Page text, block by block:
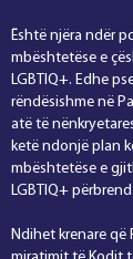
Është njëra ndër
mbështetëse e
LGBTIQ+. Edhe
rëndësishme në
atë të
ketë ndonjë plan
mbështetëse e
LGBTIQ+
Ndihet krenare që